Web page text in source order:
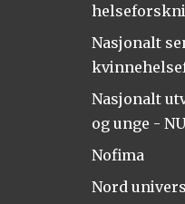
Nasjonalt
Nasjonalt
og unge -
Nofima
Nord